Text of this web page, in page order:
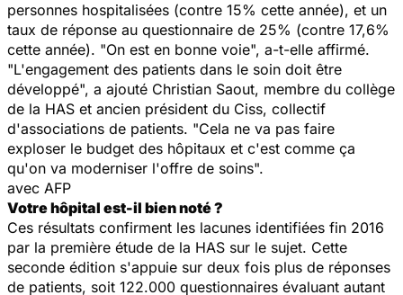
personnes hospitalisées (contre 15% cette année), et un
taux de réponse au questionnaire de 25% (contre 17,6%
cette année). "On est en bonne voie", a-t-elle affirmé.
"L'engagement des patients dans le soin doit être
développé", a ajouté Christian Saout, membre du collège
de la HAS et ancien président du Ciss, collectif
d'associations de patients. "Cela ne va pas faire
exploser le budget des hôpitaux et c'est comme ça
qu'on va moderniser l'offre de soins".
avec AFP
Votre hôpital est-il bien noté ?
Ces résultats confirment les lacunes identifiées fin 2016
par la première étude de la HAS sur le sujet. Cette
seconde édition s'appuie sur deux fois plus de réponses
de patients, soit 122.000 questionnaires évaluant autant